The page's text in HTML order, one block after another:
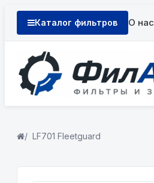
Каталог фильтров О нас
LF701 Fleetguard